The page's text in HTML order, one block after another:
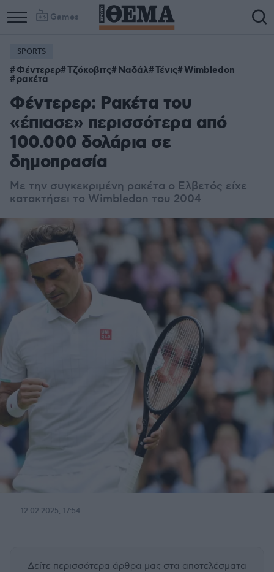
Games
Column
1
Column
2
SPORTS
Φέντερερ Τζόκοβιτς Ναδάλ Τένις Wimbledon
ρακέτα
Φέντερερ: Ρακέτα του
«έπιασε» περισσότερα από
100.000 δολάρια σε
δημοπρασία
Με την συγκεκριμένη ρακέτα ο Ελβετός είχε
κατακτήσει το Wimbledon του 2004
12.02.2025, 17:54
Δείτε περισσότερα άρθρα μας στα αποτελέσματα